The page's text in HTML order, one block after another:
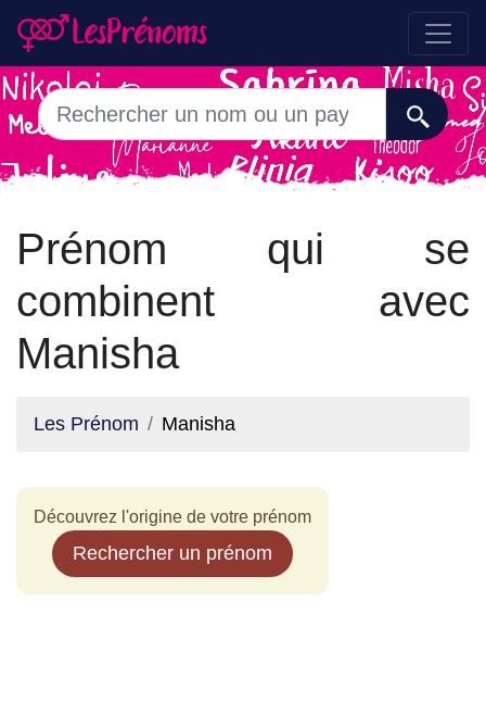
Prénom qui se
combinent avec
Manisha
Les Prénom Manisha
Découvrez l'origine de votre prénom
Rechercher un prénom